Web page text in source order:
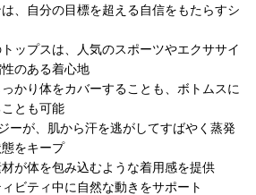
、自分の目標を超える自信をもたらすシ
ップスは、人気のスポーツやエクササイ
のある着心地
かり体をカバーすることも、ボトムスに
とも可能
ーが、肌から汗を逃がしてすばやく蒸発
をキープ
が体を包み込むような着用感を提供
ビティ中に自然な動きをサポート